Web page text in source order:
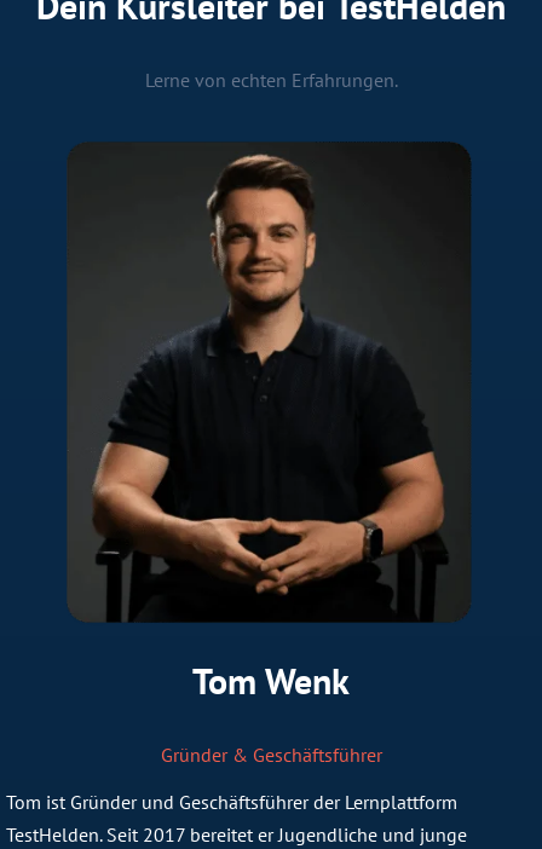
Lerne von echten Erfahrungen.
Tom Wenk
Gründer & Geschäftsführer
Tom ist Gründer und Geschäftsführer der Lernplattform
TestHelden. Seit 2017 bereitet er Jugendliche und junge